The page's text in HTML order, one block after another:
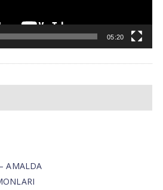
05:20
AMALDA